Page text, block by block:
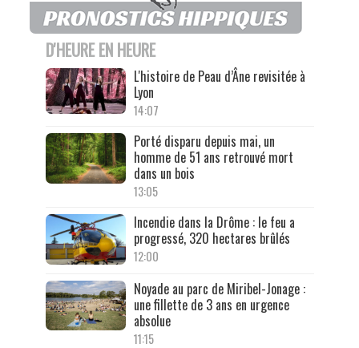
D'HEURE EN HEURE
L'histoire de Peau d’Âne revisitée à
Lyon
14:07
Porté disparu depuis mai, un
homme de 51 ans retrouvé mort
dans un bois
13:05
Incendie dans la Drôme : le feu a
progressé, 320 hectares brûlés
12:00
Noyade au parc de Miribel-Jonage :
une fillette de 3 ans en urgence
absolue
11:15